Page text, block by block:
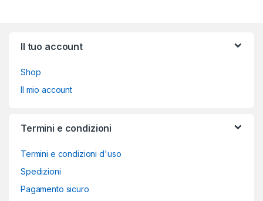
Il tuo account
Shop
Il mio account
Termini e condizioni
Termini e condizioni d'uso
Spedizioni
Pagamento sicuro